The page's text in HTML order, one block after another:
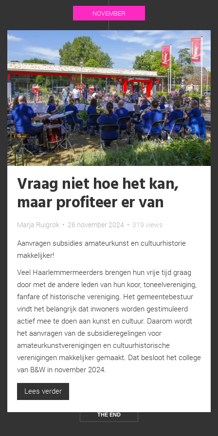
NOVEMBER
Vraag niet hoe het kan,
maar profiteer er van
Marja Ruigrok • 26 november 2024 • 319 views
Aanvragen subsidies amateurkunst en cultuurhistorie
makkelijker!
Veel Haarlemmermeerders brengen hun vrije tijd graag
door met de andere leden van hun koor, toneelvereniging,
fanfare of historische vereniging. Het gemeentebestuur
vindt het belangrijk dat inwoners worden gestimuleerd
actief mee te doen aan kunst en cultuur. Daarom wordt
het aanvragen van de subsidieregelingen voor
amateurkunstverenigingen en cultuurhistorische
verenigingen makkelijker gemaakt. Dat besloot het college
van B&W in november 2024.
Lees verder
THE END